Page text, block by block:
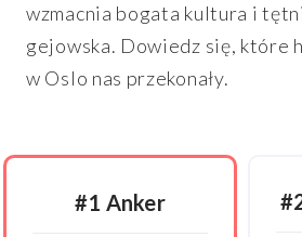
wzmacnia bogata kultura i
gejowska. Dowiedz się, które
w Oslo nas przekonały.
#1 Anker